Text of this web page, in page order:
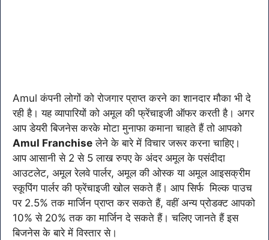
Amul कंपनी लोगों को रोजगार प्राप्त करने का शानदार मौका भी दे
रही है। यह व्यापारियों को अमूल की फ्रेंचाइजी ऑफर करती है। अगर
आप डेयरी बिजनेस करके मोटा मुनाफा कमाना चाहते हैं तो आपको
Amul Franchise लेने के बारे में विचार जरूर करना चाहिए।
आप आसानी से 2 से 5 लाख रुपए के अंदर अमूल के पसंदीदा
आउटलेट, अमूल रेलवे पार्लर, अमूल की ओस्क या अमूल आइसक्रीम
स्कूपिंग पार्लर की फ्रेंचाइजी खोल सकते हैं। आप सिर्फमिल्क पाउच
पर 2.5% तक मार्जिन प्राप्त कर सकते हैं, वहीं अन्य प्रोडक्ट आपको
10% से 20% तक का मार्जिन दे सकते हैं। चलिए जानते हैं इस
बिजनेस के बारे में विस्तार से।